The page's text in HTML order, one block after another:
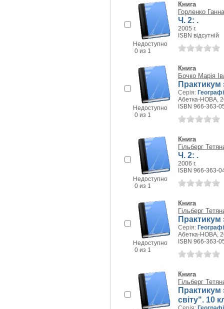
Недоступно
0 из 1
Книга
Горленко
Ч. 2: .
2005 г.
ISBN відсутній
Недоступно
0 из 1
Книга
Бочко Марія
Практикум
Серія:
Абетка-НОВА,
ISBN 966-363-
Недоступно
0 из 1
Книга
Гільберг
Ч. 2: .
2006 г.
ISBN 966-363-
Недоступно
0 из 1
Книга
Гільберг
Практикум
Серія:
Абетка-НОВА,
ISBN 966-363-
Книга
Гільберг
Практикум
світу". 10